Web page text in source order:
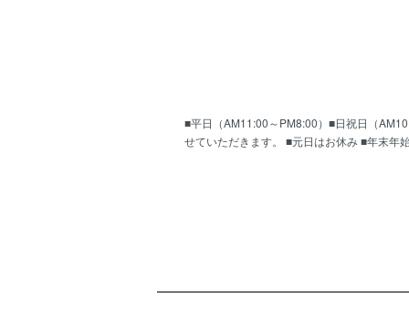
■平日（AM11:00～PM8:00）■日祝日（
せていただきます。 ■元日はお休み ■年末年